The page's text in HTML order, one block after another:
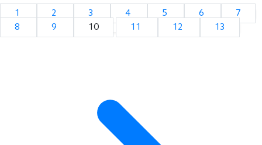
1 2 3 4 5 6
7
8
9 10 11 12 13